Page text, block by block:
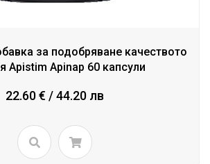
за подобряване качеството
Apistim Apinap 60 капсули
22.60 € / 44.20 лв